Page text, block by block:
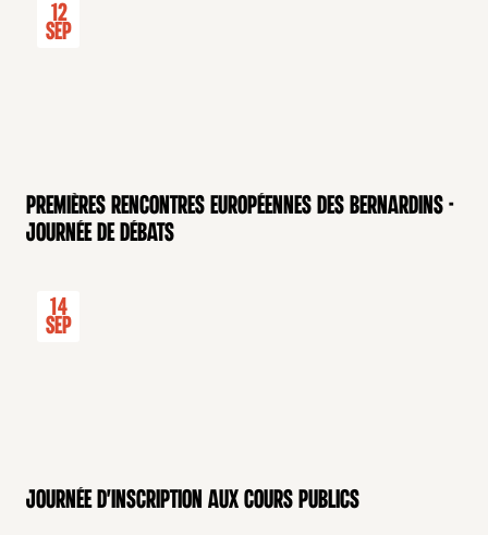
12
Sep
Premières rencontres européennes des Bernardins -
Journée de débats
14
Sep
Journée d'inscription aux cours publics